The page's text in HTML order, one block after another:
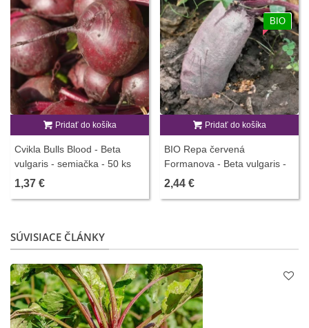
Pridať do košíka
Cvikla Bulls Blood - Beta
vulgaris - semiačka - 50 ks
1,37 €
BIO
Pridať do košíka
BIO Repa červená
Formanova - Beta vulgaris -
predaj semien - 50 ks
2,44 €
SÚVISIACE ČLÁNKY